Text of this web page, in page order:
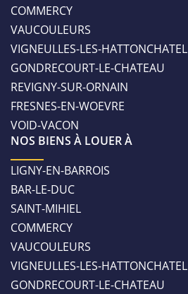
COMMERCY
VAUCOULEURS
VIGNEULLES-LES-HATTONCHATEL
GONDRECOURT-LE-CHATEAU
REVIGNY-SUR-ORNAIN
FRESNES-EN-WOEVRE
VOID-VACON
NOS BIENS À LOUER À
LIGNY-EN-BARROIS
BAR-LE-DUC
SAINT-MIHIEL
COMMERCY
VAUCOULEURS
VIGNEULLES-LES-HATTONCHATEL
GONDRECOURT-LE-CHATEAU